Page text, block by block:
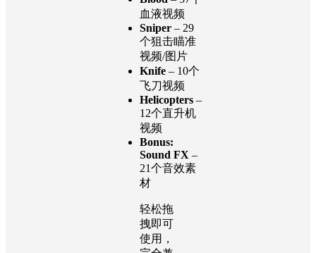
个曳光弹视
频
Blood– 57个
血液视频
Sniper– 29
个狙击瞄准
视频/图片
Knife– 10个
飞刀视频
Helicopters
12个直升机
视频
Bonus:
Sound FX
21个音效素
材
轻松拖